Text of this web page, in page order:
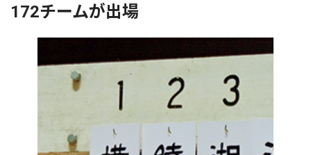
172チームが出場